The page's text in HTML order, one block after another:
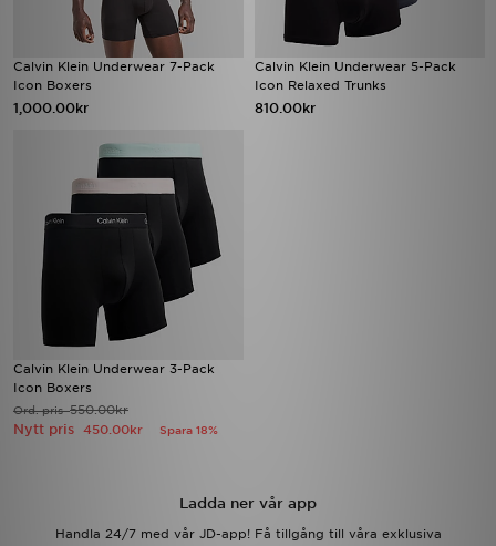
Calvin Klein Underwear 7-Pack
Icon Boxers
1,000.00kr
Calvin Klein Underwear 5-Pack
Icon Relaxed Trunks
810.00kr
Calvin Klein Underwear 3-Pack
Icon Boxers
Ord. pris550.00kr
Nytt pris 450.00kr Spara 18%
Ladda ner vår app
Handla 24/7 med vår JD-app! Få tillgång till våra exklusiva